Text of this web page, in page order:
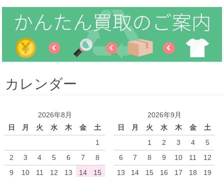
カレンダー
2026年8月
日
月 火 水 木 金
土
1
2
3 4 5 6 7
8
9
10 11 12 13 14
15
2026年9月
日
月 火 水 木 金
土
1
2 3 4
5
6
7 8 9 10 11
12
13
14 15 16 17 18
19